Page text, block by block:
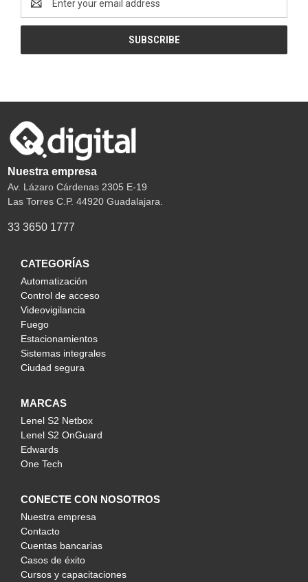
Address
Nuestra empresa
Av. Lázaro Cárdenas 2305 E-19
Las Torres C.P. 44920 Guadalajara.
33 3650 1777
CATEGORÍAS
Automatización
Control de acceso
Videovigilancia
Fuego
Estacionamientos
Sistemas integrales
Ciudad segura
MARCAS
Lenel S2 Netbox
Lenel S2 OnGuard
Edwards
One Tech
CONECTE CON NOSOTROS
Nuestra empresa
Contacto
Cuentas bancarias
Casos de éxito
Cursos y capacitaciones